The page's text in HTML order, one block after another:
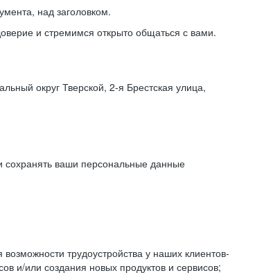
над заголовком.
и стремимся открыто общаться с вами.
округ Тверской, 2-я Брестская улица,
сохранять ваши персональные данные
трудоустройства у наших клиентов-
и/или создания новых продуктов и сервисов;